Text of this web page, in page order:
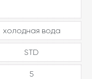
холодная вода
STD
5